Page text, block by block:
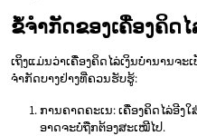
ຂໍ້ຈຳກັດຂອງເຄື່ອງຄິດ
ເຖິງແມ່ນວ່າເຄື່ອງຄິດໄລ່ເງິນບຳນານຈ
ຈຳກັດບາງຢ່າງທີ່ຄວນຮັບຮູ້:
ການຄາດຄະເນ: ເຄື່ອງຄິດໄລ່ອີງ
ອາດຈະບໍ່ຖືກຕ້ອງສະເໝີໄປ.